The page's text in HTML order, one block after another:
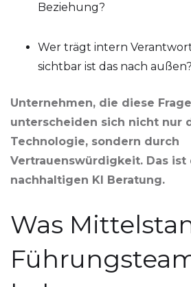
Beziehung?
Wer trägt intern
sichtbar ist das nach außen?
Unternehmen, die diese
unterscheiden sich nicht nur
Technologie, sondern durch
Vertrauenswürdigkeit. Das
nachhaltigen KI Beratung.
Was